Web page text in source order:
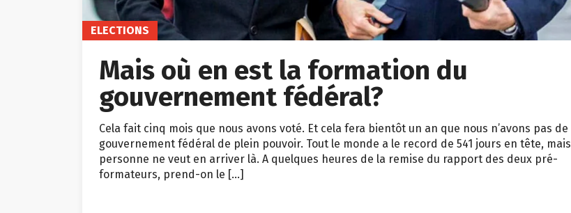
ELECTIONS
Mais où en est la formation du
gouvernement fédéral?
Cela fait cinq mois que nous avons voté. Et cela fera bientôt un an que nous n’avons pas de
gouvernement fédéral de plein pouvoir. Tout le monde a le record de 541 jours en tête, mais
personne ne veut en arriver là. A quelques heures de la remise du rapport des deux pré-
formateurs, prend-on le […]